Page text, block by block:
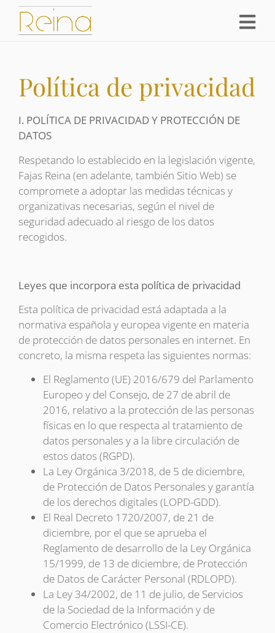
Política de privacidad
I. POLÍTICA DE PRIVACIDAD Y PROTECCIÓN DE
DATOS
Respetando lo establecido en la legislación vigente,
Fajas Reina (en adelante, también Sitio Web) se
compromete a adoptar las medidas técnicas y
organizativas necesarias, según el nivel de
seguridad adecuado al riesgo de los datos
recogidos.
Leyes que incorpora esta política de privacidad
Esta política de privacidad está adaptada a la
normativa española y europea vigente en materia
de protección de datos personales en internet. En
concreto, la misma respeta las siguientes normas:
El Reglamento (UE) 2016/679 del Parlamento
Europeo y del Consejo, de 27 de abril de
2016, relativo a la protección de las personas
físicas en lo que respecta al tratamiento de
datos personales y a la libre circulación de
estos datos (RGPD).
La Ley Orgánica 3/2018, de 5 de diciembre,
de Protección de Datos Personales y garantía
de los derechos digitales (LOPD-GDD).
El Real Decreto 1720/2007, de 21 de
diciembre, por el que se aprueba el
Reglamento de desarrollo de la Ley Orgánica
15/1999, de 13 de diciembre, de Protección
de Datos de Carácter Personal (RDLOPD).
La Ley 34/2002, de 11 de julio, de Servicios
de la Sociedad de la Información y de
Comercio Electrónico (LSSI-CE).